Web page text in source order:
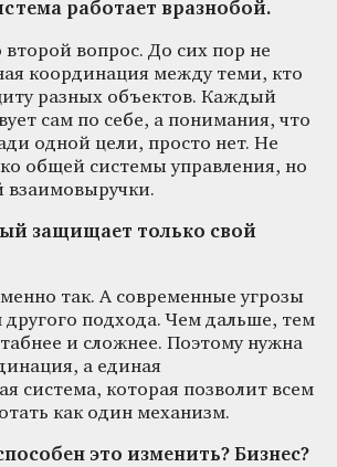
работает вразнобой.
вопрос. До сих пор не
координация между теми, кто
разных объектов. Каждый
сам по себе, а понимания, что
одной цели, просто нет. Не
общей системы управления, но
взаимовыручки.
защищает только свой
так. А современные угрозы
другого подхода. Чем дальше, тем
и сложнее. Поэтому нужна
а единая
система, которая позволит всем
как один механизм.
это изменить? Бизнес?